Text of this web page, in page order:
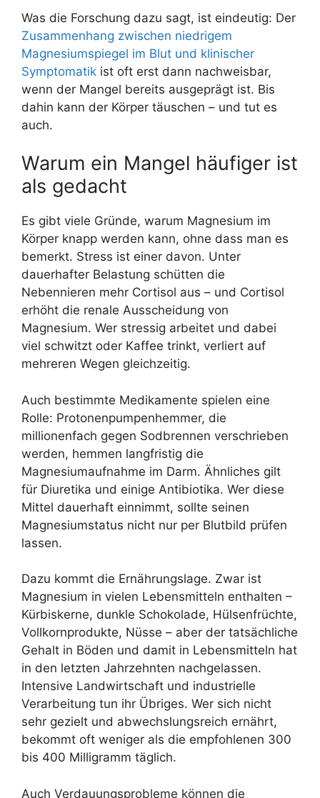
Was die Forschung dazu sagt, ist eindeutig: Der
Zusammenhang zwischen niedrigem
Magnesiumspiegel im Blut und klinischer
Symptomatik ist oft erst dann nachweisbar,
wenn der Mangel bereits ausgeprägt ist. Bis
dahin kann der Körper täuschen – und tut es
auch.
Warum ein Mangel häufiger ist
als gedacht
Es gibt viele Gründe, warum Magnesium im
Körper knapp werden kann, ohne dass man es
bemerkt. Stress ist einer davon. Unter
dauerhafter Belastung schütten die
Nebennieren mehr Cortisol aus – und Cortisol
erhöht die renale Ausscheidung von
Magnesium. Wer stressig arbeitet und dabei
viel schwitzt oder Kaffee trinkt, verliert auf
mehreren Wegen gleichzeitig.
Auch bestimmte Medikamente spielen eine
Rolle: Protonenpumpenhemmer, die
millionenfach gegen Sodbrennen verschrieben
werden, hemmen langfristig die
Magnesiumaufnahme im Darm. Ähnliches gilt
für Diuretika und einige Antibiotika. Wer diese
Mittel dauerhaft einnimmt, sollte seinen
Magnesiumstatus nicht nur per Blutbild prüfen
lassen.
Dazu kommt die Ernährungslage. Zwar ist
Magnesium in vielen Lebensmitteln enthalten –
Kürbiskerne, dunkle Schokolade, Hülsenfrüchte,
Vollkornprodukte, Nüsse – aber der tatsächliche
Gehalt in Böden und damit in Lebensmitteln hat
in den letzten Jahrzehnten nachgelassen.
Intensive Landwirtschaft und industrielle
Verarbeitung tun ihr Übriges. Wer sich nicht
sehr gezielt und abwechslungsreich ernährt,
bekommt oft weniger als die empfohlenen 300
bis 400 Milligramm täglich.
Auch Verdauungsprobleme können die